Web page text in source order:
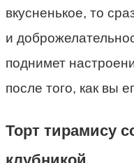
вкусненькое, то
и
поднимет
после того, как вы
Торт тирамису